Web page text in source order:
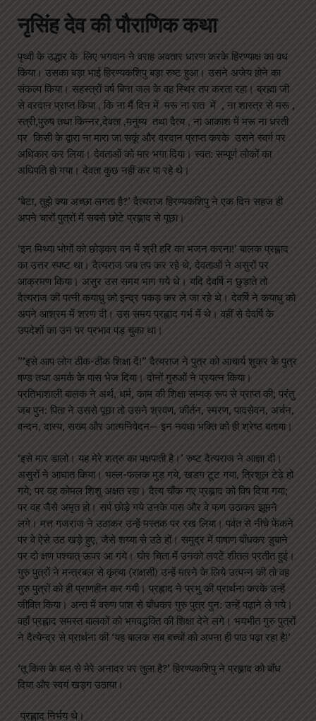
नृसिंह देव की पौराणिक कथा
पृथ्वी के उद्धार के लिए भगवान ने वराह अवतार धारण करके हिरण्याक्ष का वध
किया। उसका बड़ा भाई हिरण्यकशिपु बड़ा रुष्ट हुआ। उसने अजेय होने का
संकल्प किया। सहस्त्रों वर्ष बिना जल के वह स्थिर तप करता रहा। ब्रह्मा जी
से वरदान प्राप्त किया , कि ना मैं दिन में मरू ना रात में , ना शास्त्र से मरू ,
स्त्री,पुरुष तथा किन्नर,देवता ,मनुष्य तथा दैत्य , ना आकाश में मरू ना धरती
पर किसी के द्वारा ना मारा जा सकूं और वरदान प्राप्त करके उसने स्वर्ग पर
अधिकार कर लिया। देवताओं को मार भगा दिया। स्वत: सम्पूर्ण लोकों का
अधिपति हो गया। देवता कुछ नहीं कर पा रहे थे।
‘बेटा, तुझे क्या अच्छा लगता है?’ दैत्यराज हिरण्यकशिपु ने एक दिन सहज ही
अपने चारों पुत्रों में सबसे छोटे प्रह्लाद से पूछा।
‘इन मिथ्या भोगों को छोड़कर वन में श्री हरि का भजन करना!’ बालक प्रह्लाद
का उत्तर स्पष्ट था। दैत्यराज जब तप कर रहे थे, देवताओं ने असुरों पर
आक्रमण किया। असुर उस समय भाग गये थे। यदि देवर्षि न छुड़ाते तो
दैत्यराज की पत्नी कयाधु को इन्द्र पकड़ कर ले जा रहे थे। देवर्षि ने कयाधु को
अपने आश्रम में शरण दी। उस समय प्रह्लाद गर्भ में थे। वहीं से देवर्षि के
उपदेशों का उन पर प्रभाव पड़ चुका था।
”’इसे आप लोग ठीक-ठीक शिक्षा दें!” दैत्यराज ने पुत्र को आचार्य शुक्र के पुत्र
षण्ड तथा अमर्क के पास भेज दिया। दोनों गुरुओं ने प्रयत्न किया।
प्रतिभाशाली बालक ने अर्थ, धर्म, काम की शिक्षा सम्यक् रूप से प्राप्त की; परंतु
जब पुन: पिता ने उससे पूछा तो उसने श्रवण, कीर्तन, स्मरण, पादसेवन, अर्चन,
वन्दन, दास्य, सख्य और आत्मनिवेदन— इन नवधा भक्ति को ही श्रेष्ठ बताया।
‘इसे मार डालो। यह मेरे शत्रु का पक्षपाती है।’ रुष्ट दैत्यराज ने आज्ञा दी।
असुरों ने आघात किया। भल्ल-फलक मुड़ गये, खडग टूट गया, त्रिशूल टेढ़े हो
गये; पर वह कोमल शिशु अक्षत रहा। दैत्य चौंक गए प्रह्लाद को विष दिया गया;
पर वह जैसे अमृत हो। सर्प छोड़े गये उनके पास और वे फण उठाकर झूमने
लगे। मत्त गजराज ने उठाकर उन्हें मस्तक पर रख लिया। पर्वत से नीचे फेंकने
पर वे ऐसे उठ खड़े हुए, जैसे शय्या से उठे हों। समुद्र में पाषाण बाँधकर डुबाने
पर दो क्षण पश्चात् ऊपर आ गये। घोर चिता में उनको लपटें शीतल प्रतीत हुई।
गुरु पुत्रों ने मन्त्रबल से कृत्या (राक्षसी) उन्हें मारने के लिये उत्पन्न की तो वह
गुरु पुत्रों को ही प्राणहीन कर गयी। प्रह्लाद ने प्रभु की प्रार्थना करके उन्हें
जीवित किया। अन्त में वरुण पाश से बाँधकर गुरु पुत्र पुन: उन्हें पढ़ाने ले गये।
वहाँ प्रह्लाद समस्त बालकों को भगवद्भक्ति की शिक्षा देने लगे। भयभीत गुरु पुत्रों
ने दैत्येन्द्र से प्रार्थना की ‘यह बालक सब बच्चों को अपना ही पाठ पढ़ा रहा है!’
‘तू किस के बल से मेरे अनादर पर तुला है?’ हिरण्यकशिपु ने प्रह्लाद को बाँध
दिया और स्वयं खड्ग उठाया।
प्रह्लाद निर्भय थे।